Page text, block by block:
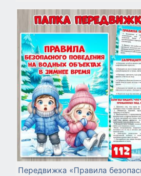
Передвижка «Правила